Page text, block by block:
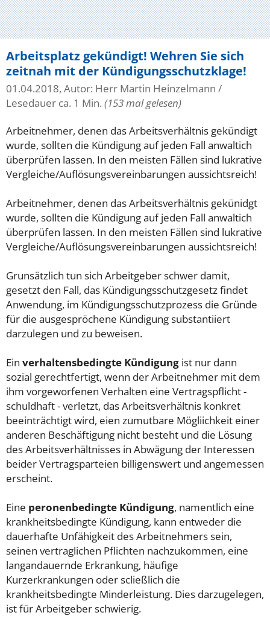
Arbeitsplatz gekündigt! Wehren Sie sich
zeitnah mit der Kündigungsschutzklage!
01.04.2018, Autor: Herr Martin Heinzelmann /
Lesedauer ca. 1 Min. (153 mal gelesen)
Arbeitnehmer, denen das Arbeitsverhältnis gekündigt
wurde, sollten die Kündigung auf jeden Fall anwaltich
überprüfen lassen. In den meisten Fällen sind lukrative
Vergleiche/Auflösungsvereinbarungen aussichtsreich!
Arbeitnehmer, denen das Arbeitsverhältnis gekünidgt
wurde, sollten die Kündigung auf jeden Fall anwaltich
überprüfen lassen. In den meisten Fällen sind lukrative
Vergleiche/Auflösungsvereinbarungen aussichtsreich!
Grunsätzlich tun sich Arbeitgeber schwer damit,
gesetzt den Fall, das Kündigungsschutzgesetz findet
Anwendung, im Kündigungsschutzprozess die Gründe
für die ausgespröchene Kündigung substantiiert
darzulegen und zu beweisen.
Ein verhaltensbedingte Kündigung ist nur dann
sozial gerechtfertigt, wenn der Arbeitnehmer mit dem
ihm vorgeworfenen Verhalten eine Vertragspflicht -
schuldhaft - verletzt, das Arbeitsverhältnis konkret
beeinträchtigt wird, eien zumutbare Mögliichkeit einer
anderen Beschäftigung nicht besteht und die Lösung
des Arbeitsverhältnisses in Abwägung der Interessen
beider Vertragsparteien billigenswert und angemessen
erscheint.
Eine peronenbedingte Kündigung, namentlich eine
krankheitsbedingte Kündigung, kann entweder die
dauerhafte Unfähigkeit des Arbeitnehmers sein,
seinen vertraglichen Pflichten nachzukommen, eine
langandauernde Erkrankung, häufige
Kurzerkrankungen oder scließlich die
krankheitsbedingte Minderleistung. Dies darzugelegen,
ist für Arbeitgeber schwierig.